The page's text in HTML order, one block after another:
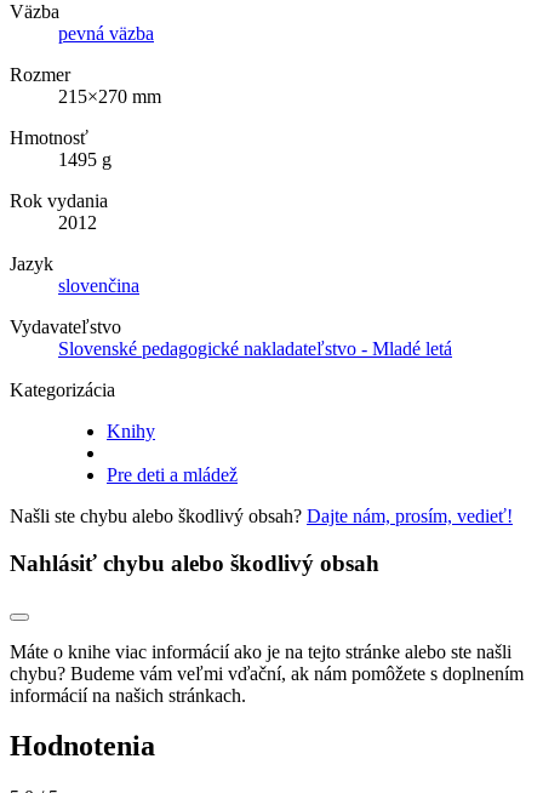
Väzba
pevná väzba
Rozmer
215×270 mm
Hmotnosť
1495 g
Rok vydania
2012
Jazyk
slovenčina
Vydavateľstvo
Slovenské pedagogické nakladateľstvo - Mladé letá
Kategorizácia
Knihy
Pre deti a mládež
Našli ste chybu alebo škodlivý obsah? Dajte nám, prosím, vedieť!
Nahlásiť chybu alebo škodlivý obsah
Máte o knihe viac informácií ako je na tejto stránke alebo ste našli
chybu? Budeme vám veľmi vďační, ak nám pomôžete s doplnením
informácií na našich stránkach.
Hodnotenia